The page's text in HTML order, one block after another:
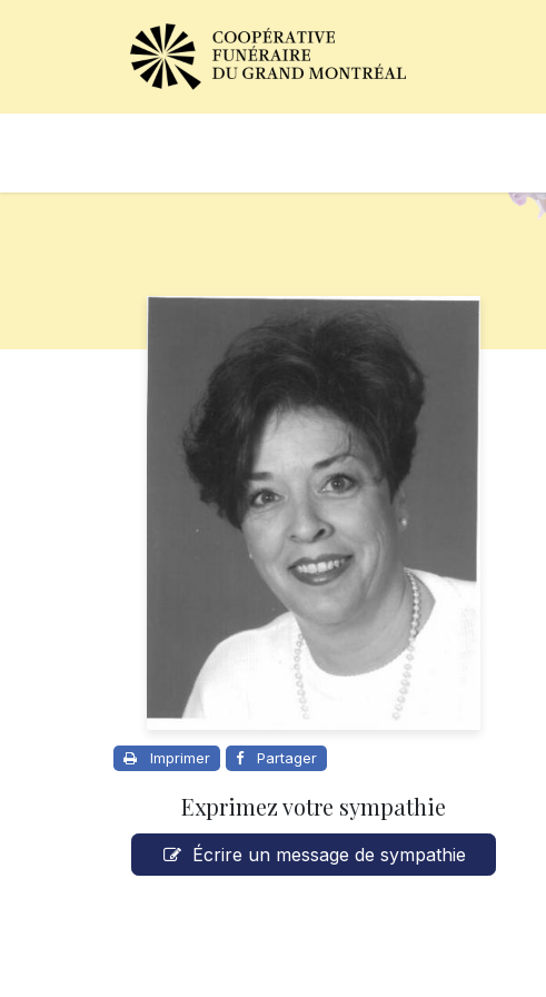
Imprimer Partager
Exprimez votre sympathie
Écrire un message de sympathie